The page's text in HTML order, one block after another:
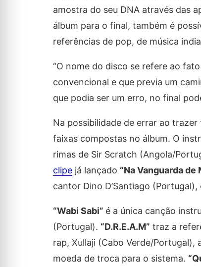
amostra do seu DNA através das
álbum para o final, também é
referências de pop, de música
“O nome do disco se refere ao
convencional e que previa um
que podia ser um erro, no final
Na possibilidade de errar ao
faixas compostas no álbum. O
rimas de Sir Scratch (Angola/
clipejá lançado “Na Vanguarda de
cantor Dino D’Santiago
“Wabi Sabi” é a única canção
(Portugal). “D.R.E.A.M” traz a
rap, Xullaji (Cabo Verde/Portugal),
moeda de troca para o sistema.